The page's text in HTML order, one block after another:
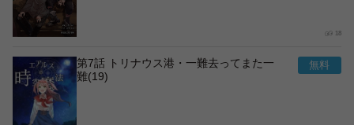
18
第7話 トリナウス港・一難去ってまた一
難(19)